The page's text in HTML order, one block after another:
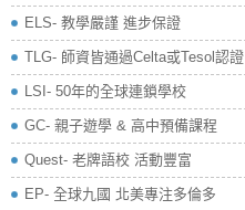
ELS- 教學嚴謹 進步保證
TLG- 師資皆通過Celta或Tesol認證
LSI- 50年的全球連鎖學校
GC- 親子遊學 & 高中預備課程
Quest- 老牌語校 活動豐富
EP- 全球九國 北美專注多倫多